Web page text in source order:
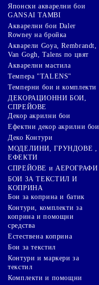
Японски акварелни бои
GANSAI TAMBI
Акварелни бои Daler
Rowney на бройка
Акварели Goya, Rembrandt,
Van Gogh, Talens по цвят
Акварелни мастила
Темпера "TALENS"
Темперни бои и комплекти
ДЕКОРАЦИОННИ БОИ,
СПРЕЙОВЕ
Декор акрилни бои
Ефектни декор акрилни бои
Деко Контури
МОДЕЛИНИ, ГРУНДОВЕ ,
ЕФЕКТИ
СПРЕЙОВЕ и АЕРОГРАФИ
БОИ ЗА ТЕКСТИЛ И
КОПРИНА
Бои за коприна и батик
Контури, комплекти за
коприна и помощни
средства
Естествена коприна
Бои за текстил
Контури и маркери за
текстил
Комплекти и помощни